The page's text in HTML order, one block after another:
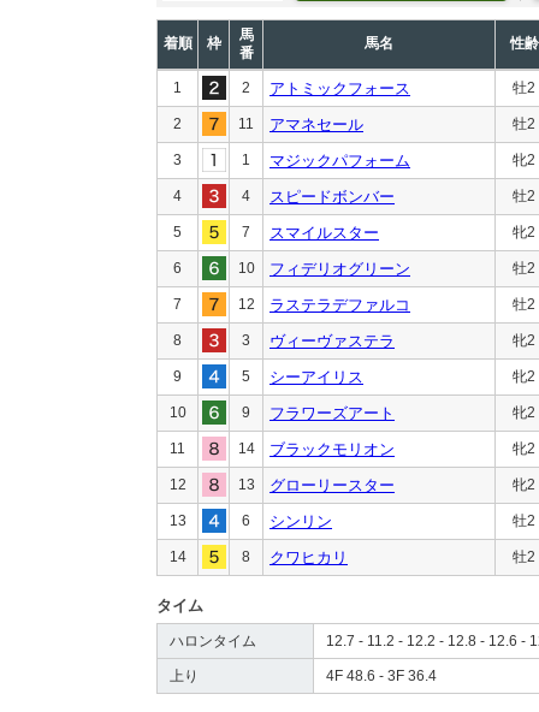
着順 枠
馬
番
馬名 性齢
1 2 アトミックフォース 牡2
2 11 アマネセール 牡2
3 1 マジックパフォーム 牝2
4 4 スピードボンバー 牡2
5 7 スマイルスター 牝2
6 10 フィデリオグリーン 牡2
7 12 ラステラデファルコ 牡2
8 3 ヴィーヴァステラ 牝2
9 5 シーアイリス 牝2
10 9 フラワーズアート 牝2
11 14 ブラックモリオン 牝2
12 13 グローリースター 牝2
13 6 シンリン 牡2
14 8 クワヒカリ 牡2
タイム
ハロンタイム 12.7 - 11.2 - 12.2 - 12.8 - 12.6 -
上り 4F 48.6 - 3F 36.4